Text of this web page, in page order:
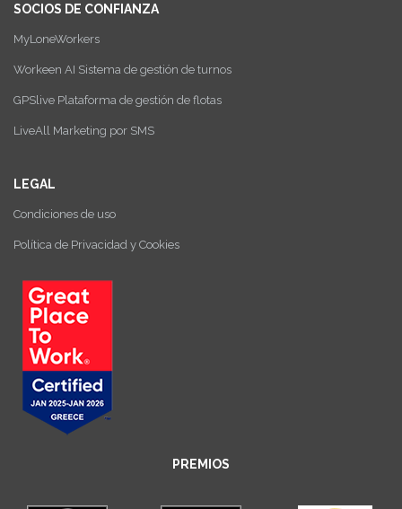
SOCIOS DE CONFIANZA
MyLoneWorkers
Workeen AI Sistema de gestión de turnos
GPSlive Plataforma de gestión de flotas
LiveAll Marketing por SMS
LEGAL
Condiciones de uso
Política de Privacidad y Cookies
PREMIOS